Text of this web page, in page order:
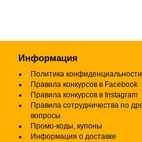
Информация
Политика конфиденциальности
Правила конкурсов в Facebook
Правила конкурсов в Instagram
Правила сотрудничества по
вопросы
Промо-коды, купоны
Информация о доставке